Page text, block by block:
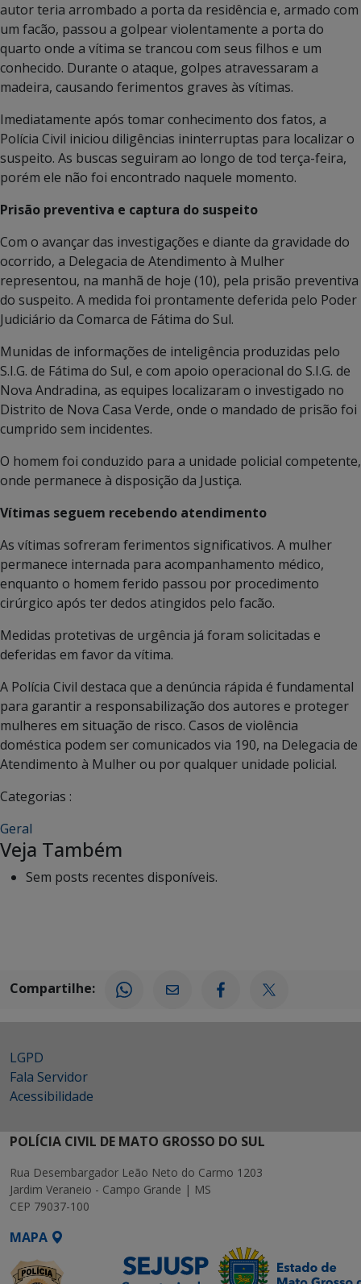
autor teria arrombado a porta da residência e, armado com
um facão, passou a golpear violentamente a porta do
quarto onde a vítima se trancou com seus filhos e um
conhecido. Durante o ataque, golpes atravessaram a
madeira, causando ferimentos graves às vítimas.
Imediatamente após tomar conhecimento dos fatos, a
Polícia Civil iniciou diligências ininterruptas para localizar o
suspeito. As buscas seguiram ao longo de tod terça-feira,
porém ele não foi encontrado naquele momento.
Prisão preventiva e captura do suspeito
Com o avançar das investigações e diante da gravidade do
ocorrido, a Delegacia de Atendimento à Mulher
representou, na manhã de hoje (10), pela prisão preventiva
do suspeito. A medida foi prontamente deferida pelo Poder
Judiciário da Comarca de Fátima do Sul.
Munidas de informações de inteligência produzidas pelo
S.I.G. de Fátima do Sul, e com apoio operacional do S.I.G. de
Nova Andradina, as equipes localizaram o investigado no
Distrito de Nova Casa Verde, onde o mandado de prisão foi
cumprido sem incidentes.
O homem foi conduzido para a unidade policial competente,
onde permanece à disposição da Justiça.
Vítimas seguem recebendo atendimento
As vítimas sofreram ferimentos significativos. A mulher
permanece internada para acompanhamento médico,
enquanto o homem ferido passou por procedimento
cirúrgico após ter dedos atingidos pelo facão.
Medidas protetivas de urgência já foram solicitadas e
deferidas em favor da vítima.
A Polícia Civil destaca que a denúncia rápida é fundamental
para garantir a responsabilização dos autores e proteger
mulheres em situação de risco. Casos de violência
doméstica podem ser comunicados via 190, na Delegacia de
Atendimento à Mulher ou por qualquer unidade policial.
Categorias :
Geral
Veja Também
Sem posts recentes disponíveis.
Compartilhe:
LGPD
Fala Servidor
Acessibilidade
POLÍCIA CIVIL DE MATO GROSSO DO SUL
Rua Desembargador Leão Neto do Carmo 1203
Jardim Veraneio - Campo Grande | MS
CEP 79037-100
MAPA